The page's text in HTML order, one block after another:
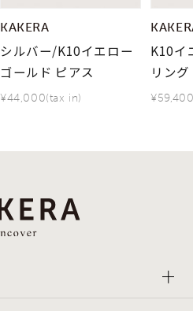
KAKERA
シルバー/K10イエロー
ゴールド ピアス
¥44,000(tax in)
K10イ
リング